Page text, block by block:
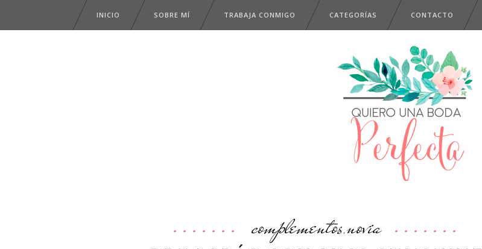
INICIO SOBRE MÍ TRABAJA CONMIGO CATEGORÍAS CONTACTO
complementos,novia